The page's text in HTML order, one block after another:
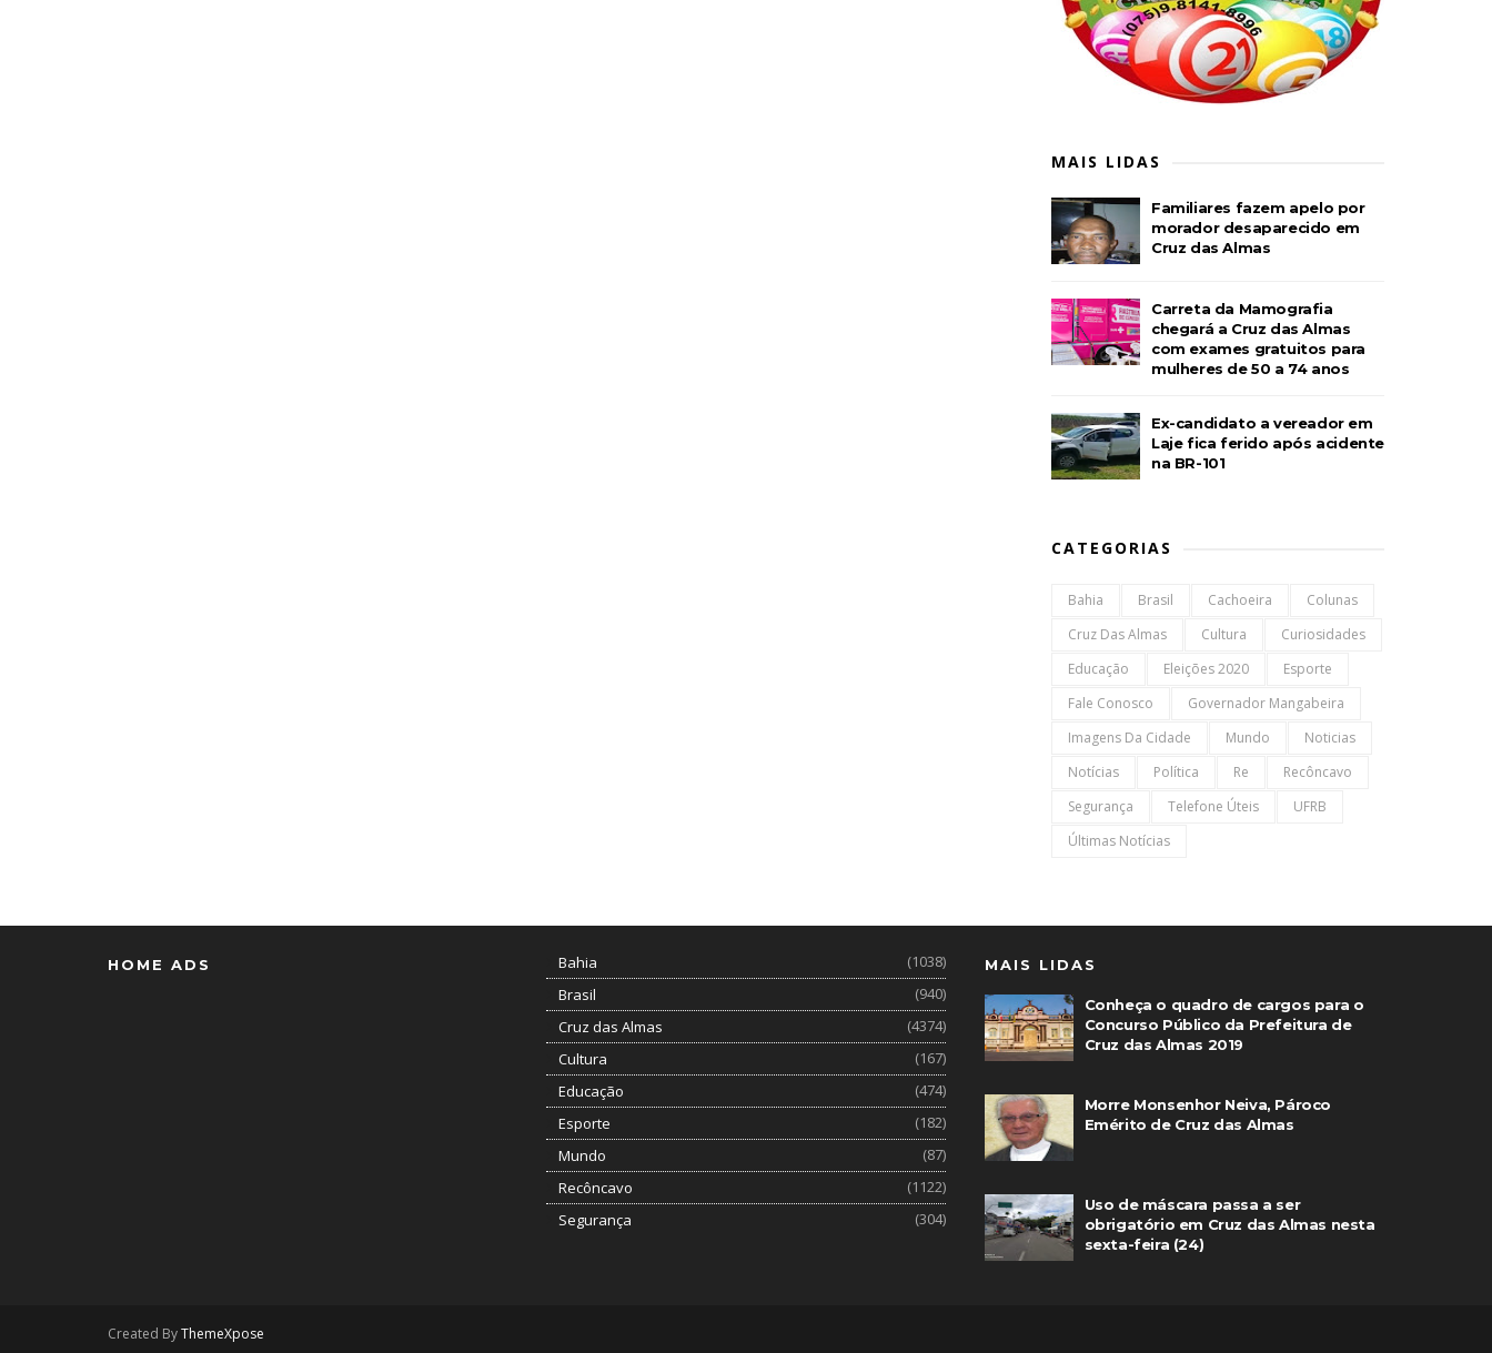
MAIS LIDAS
Familiares fazem apelo por
morador desaparecido em
Cruz das Almas
Carreta da Mamografia
chegará a Cruz das Almas
com exames gratuitos para
mulheres de 50 a 74 anos
Ex-candidato a vereador em
Laje fica ferido após acidente
na BR-101
CATEGORIAS
Bahia Brasil Cachoeira
Colunas
Cruz Das Almas
Cultura
Curiosidades
Educação
Eleições 2020
Esporte
Fale Conosco
Governador Mangabeira
Imagens Da Cidade
Mundo
Noticias
Notícias
Política Re
Recôncavo
Segurança
Telefone Úteis
UFRB
Últimas Notícias
HOME ADS Bahia
(1038)
Brasil
(940)
Cruz das Almas
(4374)
Cultura
(167)
Educação
(474)
Esporte
(182)
Mundo
(87)
Recôncavo
(1122)
Segurança
(304)
MAIS LIDAS
Conheça o quadro de cargos para o
Concurso Público da Prefeitura de
Cruz das Almas 2019
Morre Monsenhor Neiva, Pároco
Emérito de Cruz das Almas
Uso de máscara passa a ser
obrigatório em Cruz das Almas nesta
sexta-feira (24)
Created ByThemeXpose